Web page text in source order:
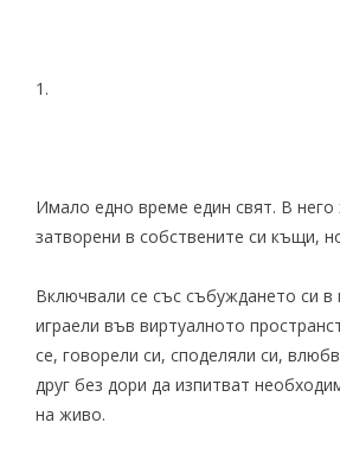
1.
Имало едно време един свят. В него
затворени в собствените си къщи,
Включвали се със събуждането си в
играели във виртуалното
се, говорели си, споделяли си,
друг без дори да изпитват
на живо.